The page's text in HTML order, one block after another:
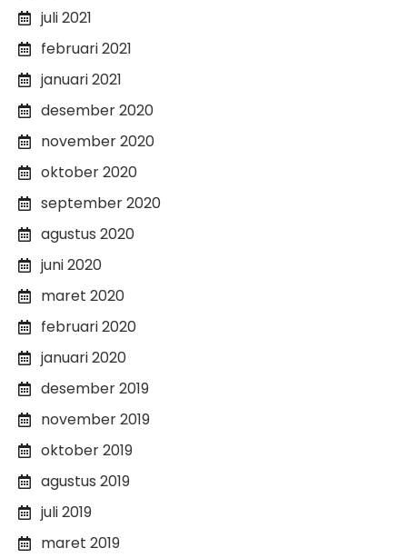
juli 2021
februari 2021
januari 2021
desember 2020
november 2020
oktober 2020
september 2020
agustus 2020
juni 2020
maret 2020
februari 2020
januari 2020
desember 2019
november 2019
oktober 2019
agustus 2019
juli 2019
maret 2019